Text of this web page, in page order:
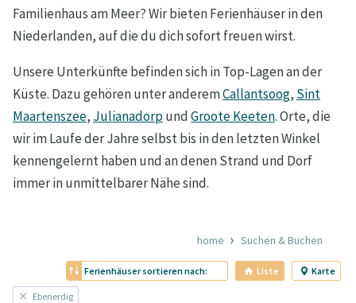
Familienhaus am Meer? Wir bieten Ferienhäuser in den
Niederlanden, auf die du dich sofort freuen wirst.
Unsere Unterkünfte befinden sich in Top-Lagen an der
Küste. Dazu gehören unter anderemCallantsoog, Sint
Maartenszee, JulianadorpundGroote Keeten. Orte, die
wir im Laufe der Jahre selbst bis in den letzten Winkel
kennengelernt haben und an denen Strand und Dorf
immer in unmittelbarer Nähe sind.
home Suchen & Buchen
Ferienhäuser sortieren nach: Liste Karte
Ebenerdig